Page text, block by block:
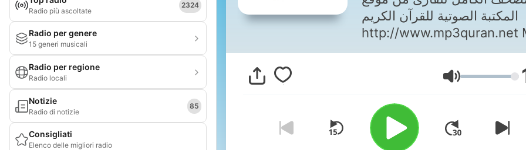
Radio più ascoltate
2324
Radio per genere
15 generi musicali
Radio per regione
Radio locali
Notizie
Radio di notizie
85
Consigliati
Elenco delle migliori radio
Rewayat Haf
المكتبة الصوتية للقرآن الكريم
http://www.mp3quran.net
Quran Mustafa Ismail -
Rewayat Hafs A'n Assem -
Almusshaf-Al-Mojawwad
Volume